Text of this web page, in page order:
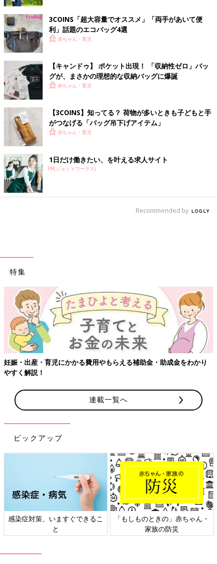
3COINS「超大容量でオススメ」「両手があいて便
利」話題のエコバッグ4選
赤ちゃん・育児
【キャンドゥ】 ポケット出現！ 「収納性ゼロ」バッ
グが、まさかの理想的な収納バッグに爆誕
赤ちゃん・育児
【3COINS】知ってる？ 荷物が多いときも子どもと手
がつなげる「バッグ吊下げアイテム」
赤ちゃん・育児
1日だけ働きたい、を叶える求人サイト
PR(ショットワークス)
Recommended by
特集
妊娠・出産・育児にかかる費用やもらえる補助金・助成金をわかり
やすく解説！
連載一覧へ
ピックアップ
感染症対策、いますぐできるこ
と
「もしものときの」赤ちゃん・
家族の防災